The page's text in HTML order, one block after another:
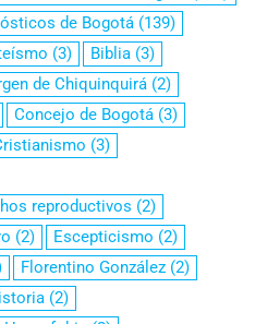
de Bogotá (139)
(3) Biblia (3)
de Chiquinquirá (2)
Concejo de Bogotá (3)
(3)
reproductivos (2)
(2) Escepticismo (2)
Florentino González (2)
(2)